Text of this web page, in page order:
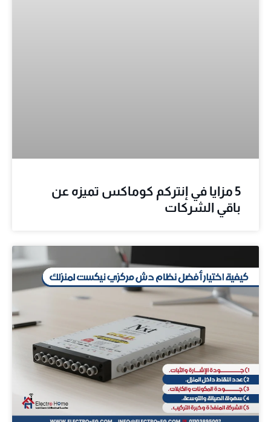
5 مزايا في إنتركم كوماكس تميزه عن
باقي الشركات